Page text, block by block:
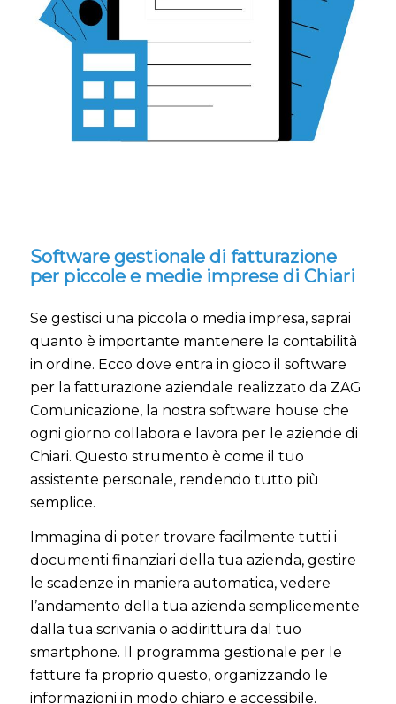
Software gestionale di fatturazione
per piccole e medie imprese di Chiari
Se gestisci una piccola o media impresa, saprai
quanto è importante mantenere la contabilità
in ordine. Ecco dove entra in gioco il software
per la fatturazione aziendale realizzato da ZAG
Comunicazione, la nostra software house che
ogni giorno collabora e lavora per le aziende di
Chiari. Questo strumento è come il tuo
assistente personale, rendendo tutto più
semplice.
Immagina di poter trovare facilmente tutti i
documenti finanziari della tua azienda, gestire
le scadenze in maniera automatica, vedere
l’andamento della tua azienda semplicemente
dalla tua scrivania o addirittura dal tuo
smartphone. Il programma gestionale per le
fatture fa proprio questo, organizzando le
informazioni in modo chiaro e accessibile.